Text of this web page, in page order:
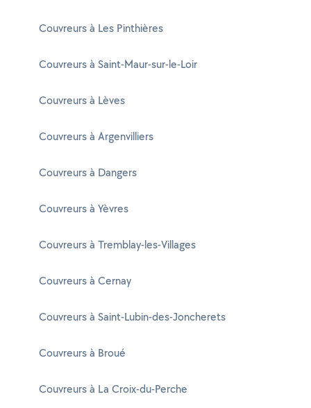
Couvreurs à Les Pinthières
Couvreurs à Saint-Maur-sur-le-Loir
Couvreurs à Lèves
Couvreurs à Argenvilliers
Couvreurs à Dangers
Couvreurs à Yèvres
Couvreurs à Tremblay-les-Villages
Couvreurs à Cernay
Couvreurs à Saint-Lubin-des-Joncherets
Couvreurs à Broué
Couvreurs à La Croix-du-Perche